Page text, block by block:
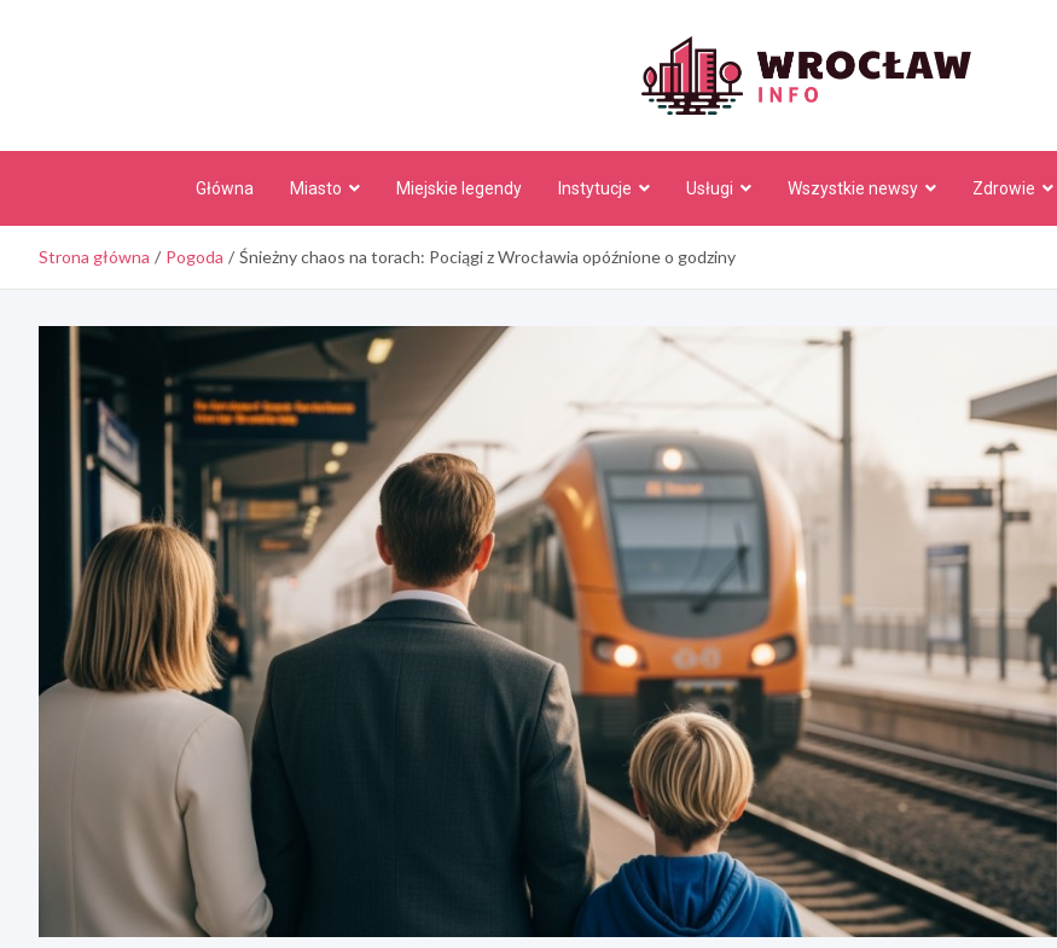
Główna Miasto Miejskie legendy Instytucje Usługi Wszystkie newsy Zdrowie
Strona główna Pogoda Śnieżny chaos na torach: Pociągi z Wrocławia opóźnione o godziny